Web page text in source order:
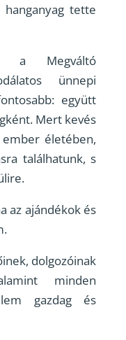
tette
a Megváltó
ünnepi
együtt
Mert kevés
életében,
találhatunk, s
az ajándékok és
dolgozóinak
minden
gazdag és